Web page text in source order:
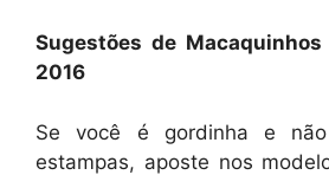
Sugestões de
2016
Se você é gordinha e
estampas, aposte nos